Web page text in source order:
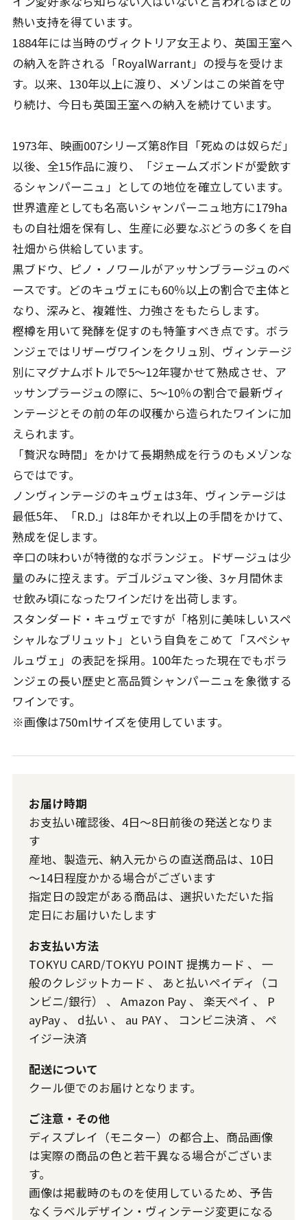
熱い支持を得ています。
1884年には当時のヴィクトリア女王より、英国王室へ
の納入を許される「RoyalWarrant」の授与を受けま
す。以来、130年以上に渡り、メゾンはこの栄首を守
り続け、今日も英国王室への納入を続けています。
1973年、映画007シリーズ第8作目「死ぬのは奴らだ」
以後、全15作品に渡り、「ジェームズボンドが愛飲す
るシャンパーニュ」としての地位を確立しています。
世界遺産としても名高いシャンパーニュ地方に179ha
もの自社畑を保有し、生産に必要なぶどうの多くを自
社畑から供給しています。
黒ブドウ、ピノ・ノワールがアッサンブラージュのベ
ースです。どのキュヴェにも60％以上の割合で主体と
なり、深みと、複雑性、力強さをもたらします。
樫樽を用いて発酵を促すのも特筆すべき点です。ボラ
ンジェではリザーヴワインをクリュ別、ヴィンテージ
別にマグナムボトルで5～12年寝かせて熟成させ、ア
ッサンプラージュの際に、5～10％の割合で最新ヴィ
ンテージとその前の年の収穫から造られたワインに加
えられます。
「贅沢な時間」をかけて長期熱成を行うのもメゾンな
らではです。
ノンヴィンテージのキュヴェは3年、ヴィンテージは
最低5年、「R.D.」は8年かそれ以上の手間をかけて、
熟成を促します。
辛口の味わいが特徴的なボランジェ。ドザージュは少
量のみに控えます。デゴルジュマン後、3ヶ月間休ま
せ飲み頃になったワインだけを出荷します。
スタンダード・キュヴェですが「格別に美味しいスペ
シャルなブリュット」という自負をこめて「スペシャ
ルュヴェ」の表記を採用。100年たった現在でもボラ
ンジェの長い歴史と高品質シャンパーニュを象徴する
ワインです。
※画像は750mlサイズを使用しています。
お届け時期
お支払い確認後、4日～8日前後の発送となりま
す
産地、製造元、納入元からの直送商品は、10日
～14日程度かかる場合がございます
指定日の設定がある商品は、選択いただいた指
定日にお届けいたします
お支払い方法
TOKYU CARD/TOKYU POINT 提携カード 、 一
般のクレジットカード 、 あと払いペイディ（コ
ンビニ/銀行）
、 Amazon Pay、 楽天ペイ 、 P
ayPay、 d払い 、 au PAY、 コンビニ決済 、 ペ
イジー決済
配送について
クール便でのお届けとなります。
ご注意・その他
ディスプレイ（モニター）の都合上、商品画像
は実際の商品の色と若干異なる場合がございま
す。
画像は掲載時のものを使用しているため、予告
なくラベルデザイン・ヴィンテージ変更になる